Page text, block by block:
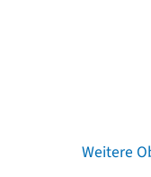
Weitere